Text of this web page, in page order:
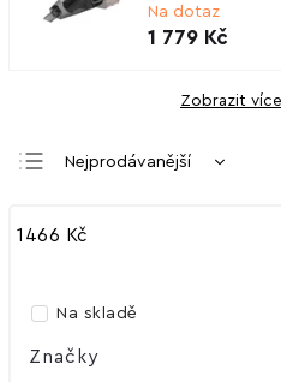
Na dotaz
1 779 Kč
Zobrazit
Nejprodávanější
Nejdražší
1466 Kč
Na skladě
Značky